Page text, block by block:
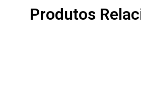
Produtos